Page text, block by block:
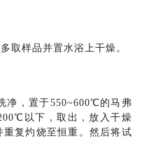
取样品并置水浴上干燥。
净，置于550~600℃的马弗
以下，取出，放入干燥
复灼烧至恒重。然后将试